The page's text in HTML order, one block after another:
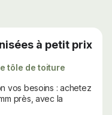
à petit prix
tôle de toiture
vos besoins : achetez
près, avec la